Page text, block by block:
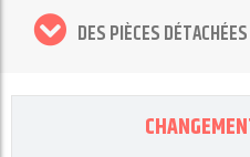
DES PIÈCES